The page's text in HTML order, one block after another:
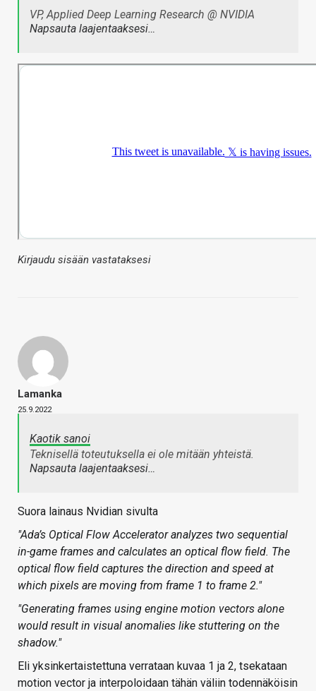
VP, Applied Deep Learning Research @ NVIDIA
Napsauta laajentaaksesi…
Kirjaudu sisään vastataksesi
Lamanka
25.9.2022
Kaotik sanoi
Teknisellä toteutuksella ei ole mitään yhteistä.
Napsauta laajentaaksesi…
Suora lainaus Nvidian sivulta
"Ada’s Optical Flow Accelerator analyzes two sequential
in-game frames and calculates an optical flow field. The
optical flow field captures the direction and speed at
which pixels are moving from frame 1 to frame 2."
"Generating frames using engine motion vectors alone
would result in visual anomalies like stuttering on the
shadow."
Eli yksinkertaistettuna verrataan kuvaa 1 ja 2, tsekataan
motion vector ja interpoloidaan tähän väliin todennäköisin